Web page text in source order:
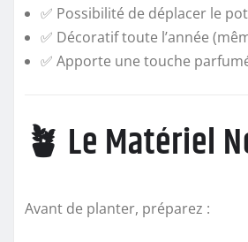
✅ Possibilité de déplacer le
✅ Décoratif toute l’année
✅ Apporte une touche
🪴 Le Matériel
Avant de planter, préparez :